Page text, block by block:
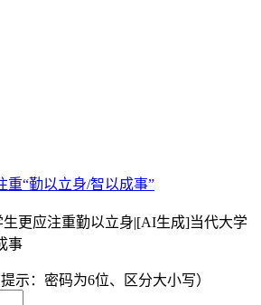
重“勤以立身/智以成事”
更应注重勤以立身|[AI生成]当代大学
事
示：密码为6位、区分大小写）